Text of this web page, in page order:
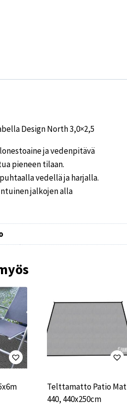
Design North 3,0×2,5
ja vedenpitävä
pieneen tilaan.
vedellä ja harjalla.
jalkojen alla
Telttamatto Patio Mat
440, 440x250cm